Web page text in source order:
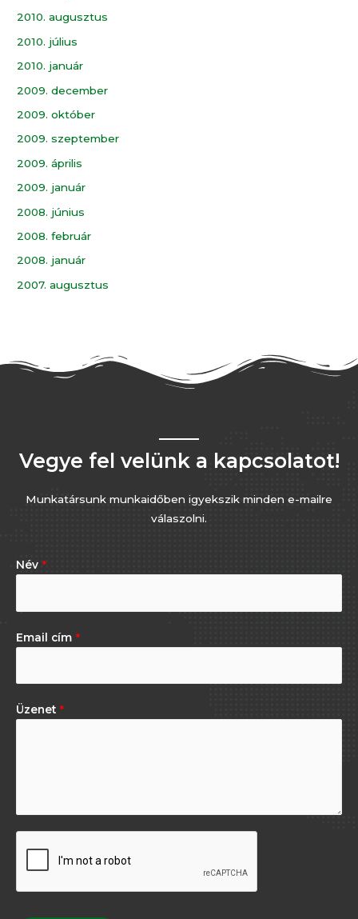
2010. augusztus
2010. július
2010. január
2009. december
2009. október
2009. szeptember
2009. április
2009. január
2008. június
2008. február
2008. január
2007. augusztus
Vegye fel velünk a kapcsolatot!
Munkatársunk munkaidőben igyekszik minden e-mailre
válaszolni.
Név *
Email cím *
Üzenet *